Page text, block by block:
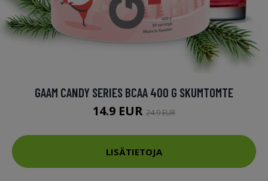
GAAM CANDY SERIES BCAA 400 G SKUMTOMTE
14.9 EUR 24.9 EUR
LISÄTIETOJA